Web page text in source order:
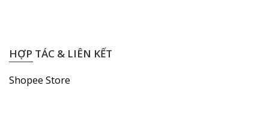
HỢP TÁC & LIÊN KẾT
Shopee Store